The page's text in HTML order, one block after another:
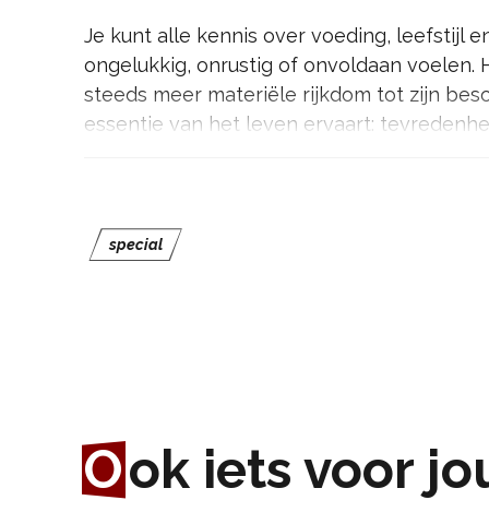
Je kunt alle kennis over voeding, leefstijl
ongelukkig, onrustig of onvoldaan voelen.
steeds meer materiële rijkdom tot zijn
essentie van het leven ervaart:
van het leven die je anders naar je eigen
spoedcursus die je levensgeluk nieuwe
We leven in een tijd waarin we meer
en onrustig voelen. Richard stelt zichzelf
special
Ook iets voor